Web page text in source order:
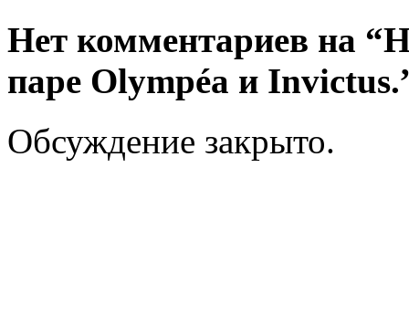
Нет комментариев на
паре Olympéa и
Обсуждение закрыто.